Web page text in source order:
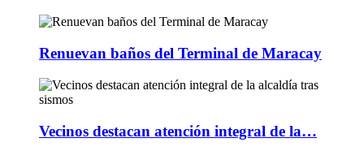
Renuevan baños del Terminal de Maracay
Vecinos destacan atención integral de la…